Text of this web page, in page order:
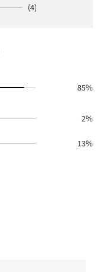
(4)
85%
2%
13%